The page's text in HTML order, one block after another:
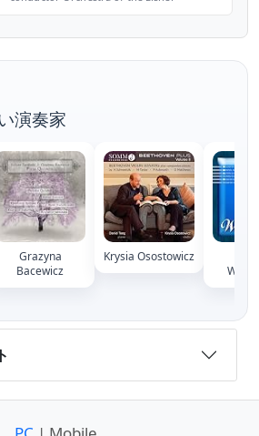
4.10.1946) was a late-romantic...
演奏家
Grazyna
Bacewicz
Krysia Osostowicz